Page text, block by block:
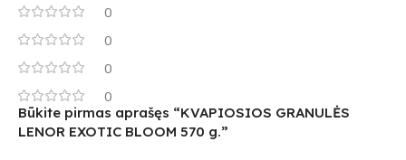
0
0
0
0
Būkite pirmas aprašęs “KVAPIOSIOS GRANULĖS
LENOR EXOTIC BLOOM 570 g.”